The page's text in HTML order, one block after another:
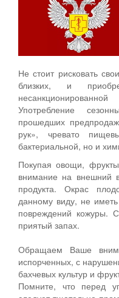
Не стоит рисковать
близких, и
Употребление
прошедших
рук», чревато
бактериальной, но и
Покупая овощи,
внимание на внешний
продукта. Окрас
данному виду, не
повреждений кожуры.
приятый запах.
Обращаем Ваше
испорченных, с
бахчевых культур и
Помните, что перед